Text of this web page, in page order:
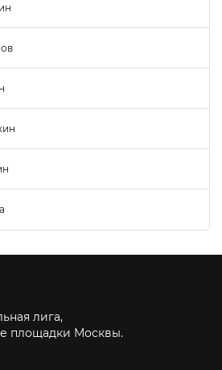
лига,
площадки Москвы.